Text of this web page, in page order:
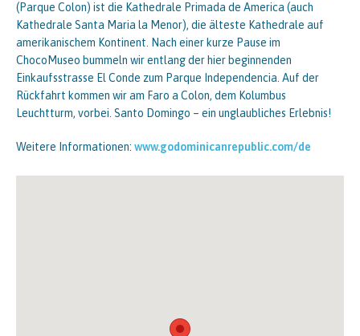
(Parque Colon) ist die Kathedrale Primada de America (auch
Kathedrale Santa Maria la Menor), die älteste Kathedrale auf
amerikanischem Kontinent. Nach einer kurze Pause im
ChocoMuseo bummeln wir entlang der hier beginnenden
Einkaufsstrasse El Conde zum Parque Independencia. Auf der
Rückfahrt kommen wir am Faro a Colon, dem Kolumbus
Leuchtturm, vorbei. Santo Domingo – ein unglaubliches Erlebnis!
Weitere Informationen: www.godominicanrepublic.com/de